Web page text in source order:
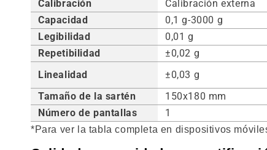
Calibración
Calibración externa
Capacidad
0,1 g-3000 g
Legibilidad
0,01 g
Repetibilidad
±0,02 g
Linealidad
±0,03 g
Tamaño de la sartén
150x180 mm
Número de pantallas
1
*Para ver la tabla completa en dispositivos